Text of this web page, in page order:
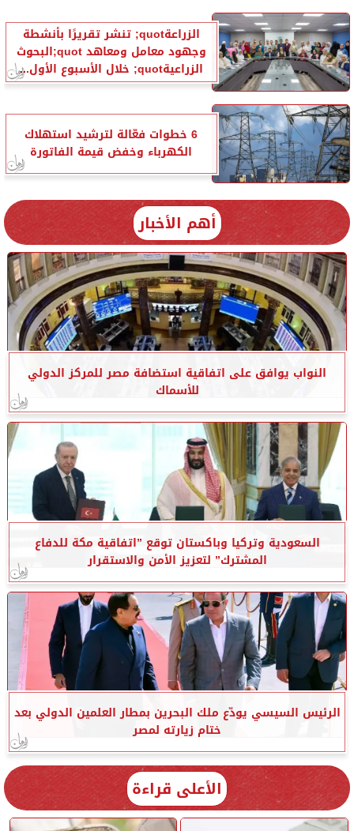
الزراعةquot; تنشر تقريرًا بأنشطة
وجهود معامل ومعاهد quot;البحوث
الزراعيةquot; خلال الأسبوع الأول...
6 خطوات فعّالة لترشيد استهلاك
الكهرباء وخفض قيمة الفاتورة
أهم الأخبار
النواب يوافق على اتفاقية استضافة مصر للمركز الدولي
للأسماك
السعودية وتركيا وباكستان توقع ”اتفاقية مكة للدفاع
المشترك” لتعزيز الأمن والاستقرار
الرئيس السيسي يودّع ملك البحرين بمطار العلمين الدولي بعد
ختام زيارته لمصر
الأعلى قراءة